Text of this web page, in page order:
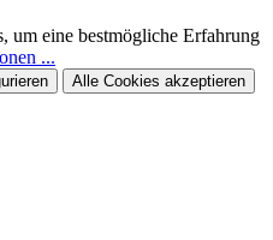
um eine bestmögliche Erfahrung
...
Alle Cookies akzeptieren